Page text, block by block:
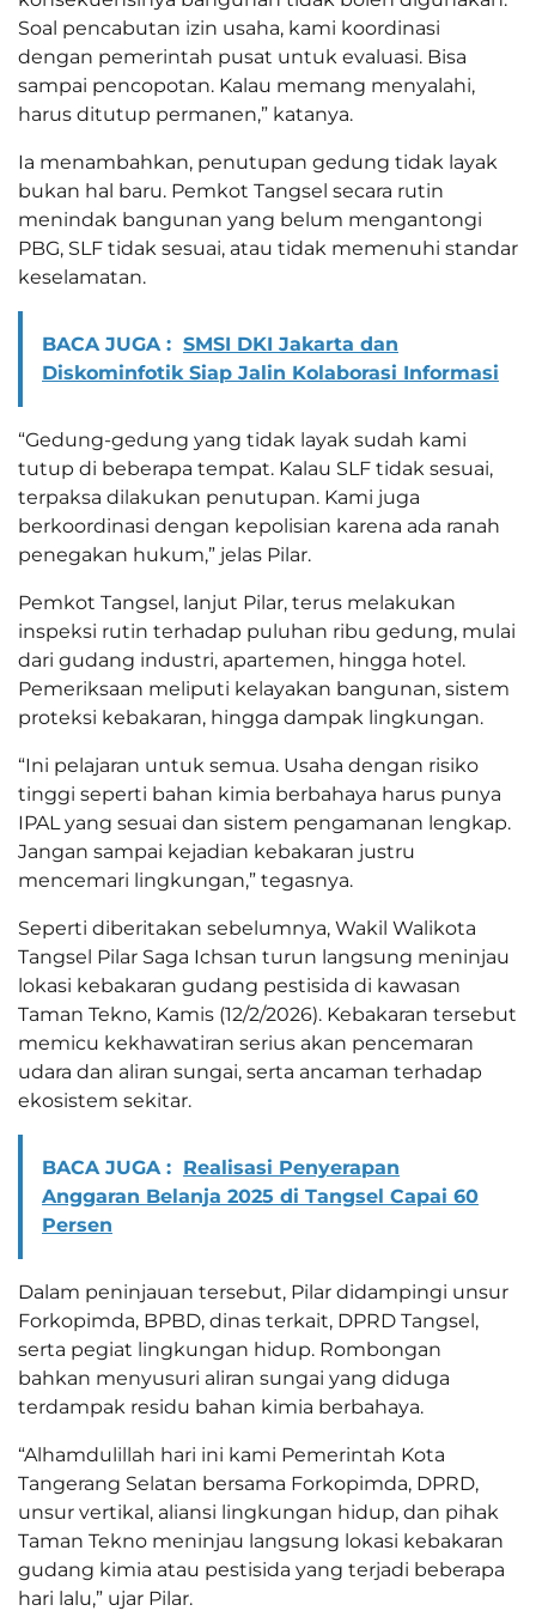
Soal pencabutan izin usaha, kami koordinasi
dengan pemerintah pusat untuk evaluasi. Bisa
sampai pencopotan. Kalau memang menyalahi,
harus ditutup permanen,” katanya.
Ia menambahkan, penutupan gedung tidak layak
bukan hal baru. Pemkot Tangsel secara rutin
menindak bangunan yang belum mengantongi
PBG, SLF tidak sesuai, atau tidak memenuhi standar
keselamatan.
BACA JUGA : SMSI DKI Jakarta dan
Diskominfotik Siap Jalin Kolaborasi Informasi
“Gedung-gedung yang tidak layak sudah kami
tutup di beberapa tempat. Kalau SLF tidak sesuai,
terpaksa dilakukan penutupan. Kami juga
berkoordinasi dengan kepolisian karena ada ranah
penegakan hukum,” jelas Pilar.
Pemkot Tangsel, lanjut Pilar, terus melakukan
inspeksi rutin terhadap puluhan ribu gedung, mulai
dari gudang industri, apartemen, hingga hotel.
Pemeriksaan meliputi kelayakan bangunan, sistem
proteksi kebakaran, hingga dampak lingkungan.
“Ini pelajaran untuk semua. Usaha dengan risiko
tinggi seperti bahan kimia berbahaya harus punya
IPAL yang sesuai dan sistem pengamanan lengkap.
Jangan sampai kejadian kebakaran justru
mencemari lingkungan,” tegasnya.
Seperti diberitakan sebelumnya, Wakil Walikota
Tangsel Pilar Saga Ichsan turun langsung meninjau
lokasi kebakaran gudang pestisida di kawasan
Taman Tekno, Kamis (12/2/2026). Kebakaran tersebut
memicu kekhawatiran serius akan pencemaran
udara dan aliran sungai, serta ancaman terhadap
ekosistem sekitar.
BACA JUGA : Realisasi Penyerapan
Anggaran Belanja 2025 di Tangsel Capai 60
Persen
Dalam peninjauan tersebut, Pilar didampingi unsur
Forkopimda, BPBD, dinas terkait, DPRD Tangsel,
serta pegiat lingkungan hidup. Rombongan
bahkan menyusuri aliran sungai yang diduga
terdampak residu bahan kimia berbahaya.
“Alhamdulillah hari ini kami Pemerintah Kota
Tangerang Selatan bersama Forkopimda, DPRD,
unsur vertikal, aliansi lingkungan hidup, dan pihak
Taman Tekno meninjau langsung lokasi kebakaran
gudang kimia atau pestisida yang terjadi beberapa
hari lalu,” ujar Pilar.